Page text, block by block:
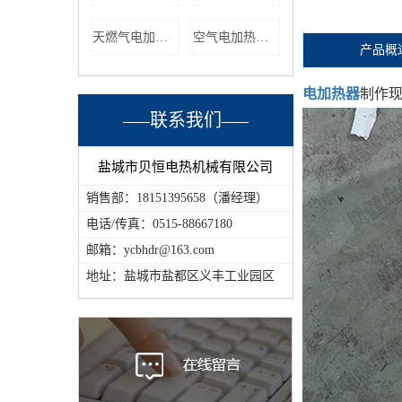
天燃气电加热器 空气电加热器定制
联系我们
盐城市贝恒电热机械有限公司
销售部：18151395658（潘经理）
电话/传真：0515-88667180
邮箱：ycbhdr@163.com
地址：盐城市盐都区义丰工业园区
产品概
电加热器制作